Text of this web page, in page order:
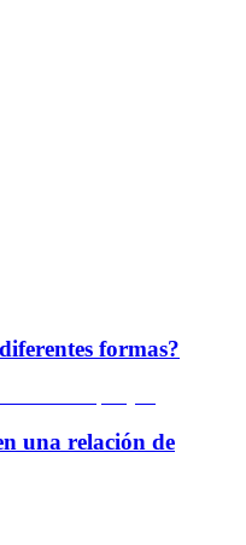
formas?
una relación de